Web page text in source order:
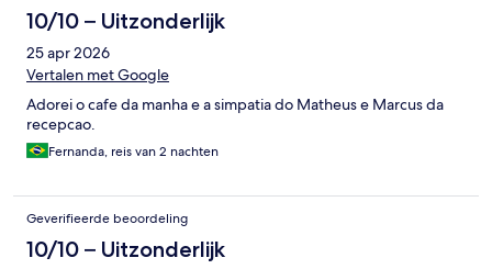
10/10 – Uitzonderlijk
25 apr 2026
Vertalen met Google
Adorei o cafe da manha e a simpatia do Matheus e Marcus da
recepcao.
Fernanda, reis van 2 nachten
Geverifieerde beoordeling
10/10 – Uitzonderlijk